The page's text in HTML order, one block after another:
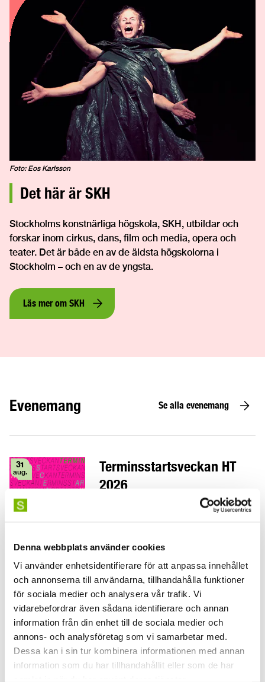
Denna webbplats använder cookies
Vi använder enhetsidentifierare för att anpassa innehållet
och annonserna till användarna, tillhandahålla funktioner
för sociala medier och analysera vår trafik. Vi
vidarebefordrar även sådana identifierare och annan
information från din enhet till de sociala medier och
annons- och analysföretag som vi samarbetar med.
Dessa kan i sin tur kombinera informationen med annan
information som du har tillhandahållit eller som de har
Foto: Eos Karlsson
Det här är SKH
Stockholms konstnärliga högskola, SKH, utbildar och
forskar inom cirkus, dans, film och media, opera och
teater. Det är både en av de äldsta högskolorna i
Stockholm – och en av de yngsta.
Läs mer om SKH
Evenemang Se alla evenemang
måndag 31 aug.
31
aug.
Terminsstartsveckan HT
2026
terminsstartsveckans
fylld med aktiviteter som börjar den
31 augusti 2026.
måndag 5 okt.
5 Within practice
Här är festivalen där du får fördjupa
dig i hur och varför man skapar